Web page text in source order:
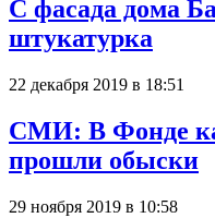
С фасада дома
штукатурка
22 декабря 2019 в 18:51
СМИ: В Фонде
прошли обыски
29 ноября 2019 в 10:58